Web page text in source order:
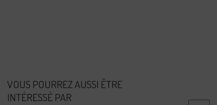
VOUS POURREZ AUSSI ÊTRE
INTÉRESSÉ PAR